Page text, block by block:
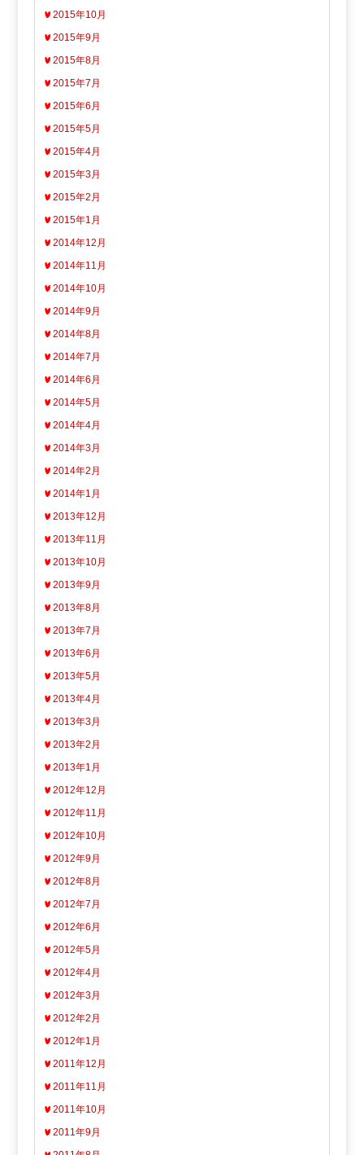
2015年10月
2015年9月
2015年8月
2015年7月
2015年6月
2015年5月
2015年4月
2015年3月
2015年2月
2015年1月
2014年12月
2014年11月
2014年10月
2014年9月
2014年8月
2014年7月
2014年6月
2014年5月
2014年4月
2014年3月
2014年2月
2014年1月
2013年12月
2013年11月
2013年10月
2013年9月
2013年8月
2013年7月
2013年6月
2013年5月
2013年4月
2013年3月
2013年2月
2013年1月
2012年12月
2012年11月
2012年10月
2012年9月
2012年8月
2012年7月
2012年6月
2012年5月
2012年4月
2012年3月
2012年2月
2012年1月
2011年12月
2011年11月
2011年10月
2011年9月